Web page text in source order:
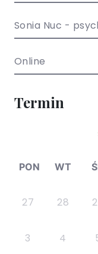
Sonia Nuc -
Online
Termin
PON WT
27 28
3 4